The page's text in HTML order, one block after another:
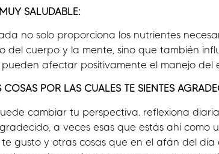
SALUDABLE:
no solo proporciona los nutrientes
del cuerpo y la mente, sino que también
afectar positivamente el manejo del
POR LAS CUALES TE SIENTES
cambiar tu perspectiva. reflexiona
a veces esas que estás ahí como
gusto y otras cosas que en el afán del día